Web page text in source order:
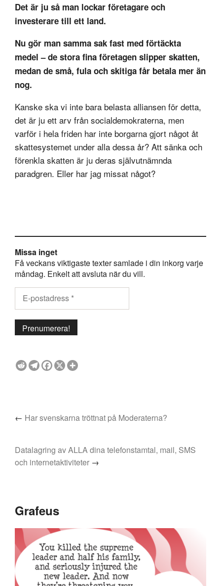
Det är ju så man lockar företagare och
investerare till ett land.
Nu gör man samma sak fast med förtäckta
medel – de stora fina företagen slipper skatten,
medan de små, fula och skitiga får betala mer än
nog.
Kanske ska vi inte bara belasta alliansen för detta,
det är ju ett arv från socialdemokraterna, men
varför i hela friden har inte borgarna gjort något åt
skattesystemet under alla dessa år? Att sänka och
förenkla skatten är ju deras självutnämnda
paradgren. Eller har jag missat något?
Missa inget
Få veckans viktigaste texter samlade i din inkorg varje
måndag. Enkelt att avsluta när du vill.
← Har svenskarna tröttnat på Moderaterna?
Datalagring av ALLA dina telefonstamtal, mail, SMS
och internetaktiviteter →
Grafeus